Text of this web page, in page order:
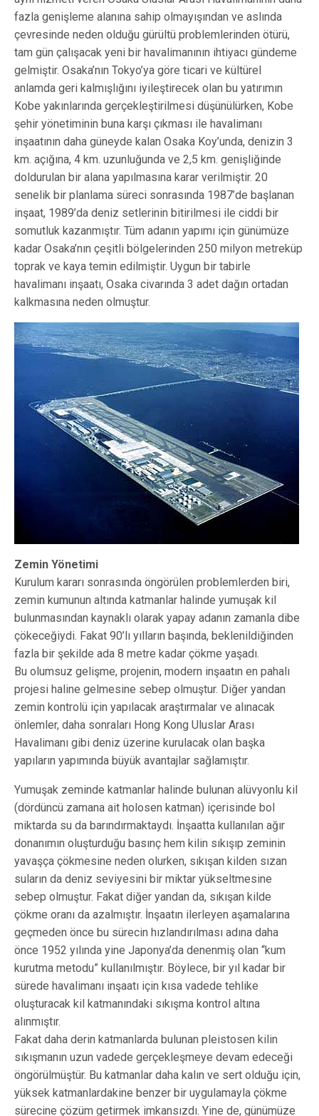
fazla genişleme alanına sahip olmayışından ve aslında
çevresinde neden olduğu gürültü problemlerinden ötürü,
tam gün çalışacak yeni bir havalimanının ihtiyacı gündeme
gelmiştir. Osaka’nın Tokyo’ya göre ticari ve kültürel
anlamda geri kalmışlığını iyileştirecek olan bu yatırımın
Kobe yakınlarında gerçekleştirilmesi düşünülürken, Kobe
şehir yönetiminin buna karşı çıkması ile havalimanı
inşaatının daha güneyde kalan Osaka Koy’unda, denizin 3
km. açığına, 4 km. uzunluğunda ve 2,5 km. genişliğinde
doldurulan bir alana yapılmasına karar verilmiştir. 20
senelik bir planlama süreci sonrasında 1987’de başlanan
inşaat, 1989’da deniz setlerinin bitirilmesi ile ciddi bir
somutluk kazanmıştır. Tüm adanın yapımı için günümüze
kadar Osaka’nın çeşitli bölgelerinden 250 milyon metreküp
toprak ve kaya temin edilmiştir. Uygun bir tabirle
havalimanı inşaatı, Osaka civarında 3 adet dağın ortadan
kalkmasına neden olmuştur.
Zemin Yönetimi
Kurulum kararı sonrasında öngörülen problemlerden biri,
zemin kumunun altında katmanlar halinde yumuşak kil
bulunmasından kaynaklı olarak yapay adanın zamanla dibe
çökeceğiydi. Fakat 90’lı yılların başında, beklenildiğinden
fazla bir şekilde ada 8 metre kadar çökme yaşadı.
Bu olumsuz gelişme, projenin, modern inşaatın en pahalı
projesi haline gelmesine sebep olmuştur. Diğer yandan
zemin kontrolü için yapılacak araştırmalar ve alınacak
önlemler, daha sonraları Hong Kong Uluslar Arası
Havalimanı gibi deniz üzerine kurulacak olan başka
yapıların yapımında büyük avantajlar sağlamıştır.
Yumuşak zeminde katmanlar halinde bulunan alüvyonlu kil
(dördüncü zamana ait holosen katman) içerisinde bol
miktarda su da barındırmaktaydı. İnşaatta kullanılan ağır
donanımın oluşturduğu basınç hem kilin sıkışıp zeminin
yavaşça çökmesine neden olurken, sıkışan kilden sızan
suların da deniz seviyesini bir miktar yükseltmesine
sebep olmuştur. Fakat diğer yandan da, sıkışan kilde
çökme oranı da azalmıştır. İnşaatın ilerleyen aşamalarına
geçmeden önce bu sürecin hızlandırılması adına daha
önce 1952 yılında yine Japonya’da denenmiş olan “kum
kurutma metodu” kullanılmıştır. Böylece, bir yıl kadar bir
sürede havalimanı inşaatı için kısa vadede tehlike
oluşturacak kil katmanındaki sıkışma kontrol altına
alınmıştır.
Fakat daha derin katmanlarda bulunan pleistosen kilin
sıkışmanın uzun vadede gerçekleşmeye devam edeceği
öngörülmüştür. Bu katmanlar daha kalın ve sert olduğu için,
yüksek katmanlardakine benzer bir uygulamayla çökme
sürecine çözüm getirmek imkansızdı. Yine de, günümüze